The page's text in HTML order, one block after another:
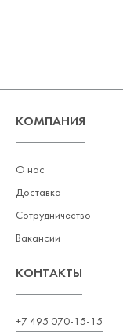
КОМПАНИЯ
О нас
Доставка
Сотрудничество
Вакансии
КОНТАКТЫ
+7 495 070-15-15